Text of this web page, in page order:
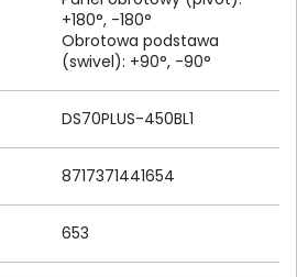
+180°, -180°
Obrotowa podstawa
(swivel): +90°, -90°
DS70PLUS-450BL1
8717371441654
653